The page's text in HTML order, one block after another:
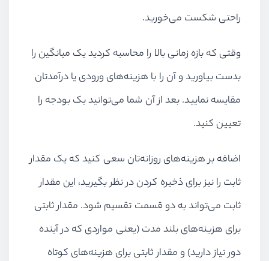
راحتی شکست می‌خورید.
وقتی که بازه زمانی بالا را محاسبه کردید یک میانگین را
بدست بیاورید و آن را با هزینه‌های ورودی یا درآمدتان
مقایسه نمایید. بعد از آن شما می‌توانید یک بودجه را
تعیین کنید.
اضافه بر هزینه‌های روزانه‌تان سعی کنید که یک مقدار
ثابت را نیز برای ذخیره کردن در نظر بگیرید، این مقدار
ثابت می‌تواند به دو قسمت تقسیم شود. مقدار ثابتی
برای هزینه‌های بلند مدت (یعنی مواردی که در آینده
دور نیاز دارید) و مقدار ثابتی برای هزینه‌های کوتاه